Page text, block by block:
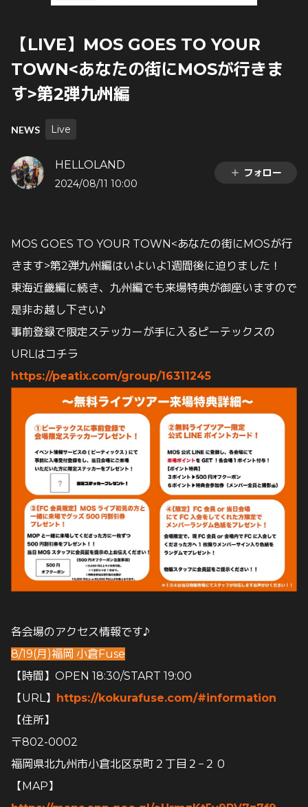
【LIVE】MOS GOES TO YOUR
TOWN<あなたの街にMOSが行きま
す>第2弾九州編
NEWS Live
HELLOLAND
2024/08/11 10:00
フォロー
MOS GOES TO YOUR TOWN<あなたの街にMOSが行
きます>第2弾九州編はいよいよ1週間後に迫りました！
東海近畿編に続き、九州編でも来場特典が御座いますので
是非お越し下さい♪
事前登録で限定ステッカーが手に入るピーテックスの
URLはコチラ
https://peatix.com/group/16311245
各会場のアクセス情報です♪
8/19(月)福岡 小倉Fuse
【時間】OPEN 18:30/START 19:00
【URL】 https://kokurafuse.com/#information
【住所】
〒802-0002
福岡県北九州市小倉北区京町２丁目２−２０
【MAP】